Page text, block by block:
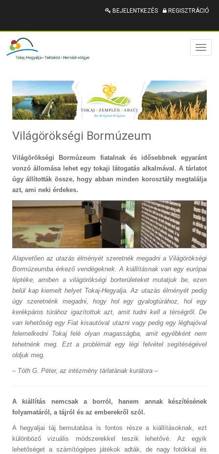
BEJELENTKEZÉS REGISZTRÁCIÓ
Világörökségi Bormúzeum
Világörökségi Bormúzeum fiatalnak és idősebbnek egyaránt
vonzó állomása lehet egy tokaji látogatás alkalmával. A tárlatot
úgy állították össze, hogy abban minden korosztály megtalálja
azt, ami neki érdekes.
Alapvetően az utazás élményét szeretnék megadni a Világörökségi
Bormúzeumba érkező vendégeknek. A kiállításnak van egy európai
léptéke, amiben a világörökségi borterületeket mutatjuk be, ezen
belül kap kiemelt helyet Tokaj-Hegyalja. Az utazás élményét pedig
úgy szeretnénk megadni, hogy hol egy gyalogtúrához, hol egy
kerékpáros túrához igazítottuk azt, amit tudni kell a térségről. De
van lehetőség egy Fiat kisautóval utazni vagy pedig egy léghajóval
felemelkedni Tokaj felé olyan magasságba, amit egyébként nem
tehetnénk meg. Ezt a problémát egy légi felvétel segítéségével
oldjuk meg.
– Tóth G. Péter, az intézmény tárlatának kurátora –
A kiállítás nemcsak a borról, hanem annak készítésének
folyamatáról, a tájról és az emberekről szól.
A hegyaljai táj bemutatása is fontos része a kiállításoknak, ezt
különböző vizuális módszerekkel teszik lehetővé. Az egyik
lehetőséget a számítógépes játékok adták, de nagy fotókkal és